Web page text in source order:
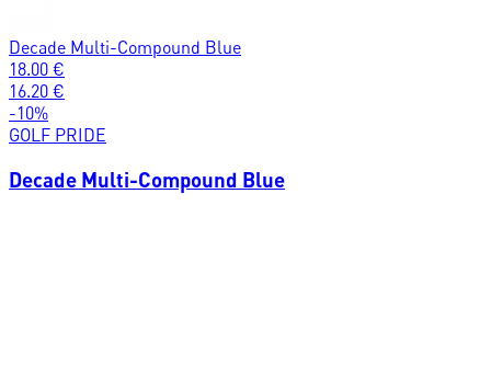
Decade Multi-Compound Blue
18.00 €
16.20 €
-10%
GOLF PRIDE
Decade Multi-Compound Blue